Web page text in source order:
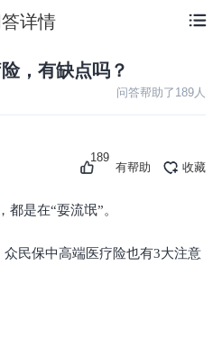
详情
，有缺点吗？
问答帮助了 189 人
189
有帮助 收藏
是在“耍流氓”。
民保中高端医疗险也有3大注意